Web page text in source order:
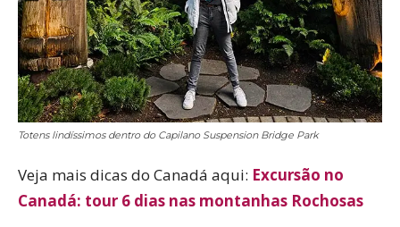
Totens lindíssimos dentro do Capilano Suspension Bridge Park
Veja mais dicas do Canadá aqui: Excursão no
Canadá: tour 6 dias nas montanhas Rochosas